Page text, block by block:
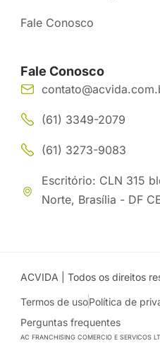
Fale Conosco
Fale Conosco
(61) 3349-2079
(61) 3273-9083
Escritório: CLN 315
Norte, Brasília - DF
ACVIDA | Todos os direitos
Termos de usoPolítica de
Perguntas frequentes
AC FRANCHISING COMERCIO E SERVICOS